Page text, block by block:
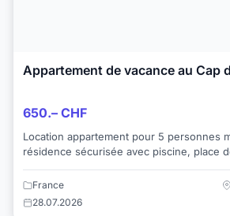
Appartement de vacance au Cap
650.– CHF
Location appartement pour 5 personnes
résidence sécurisée avec piscine, place
commerces. 2 min. du port, de l'Ile de...
France
28.07.2026